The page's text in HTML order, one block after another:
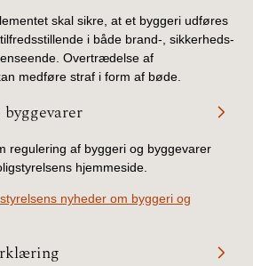
skal sikre, at et byggeri udføres
i både brand-, sikkerheds-
Overtrædelse af
medføre straf i form af bøde.
regulering af byggeri og byggevarer
hjemmeside.
styrelsens nyheder om byggeri og